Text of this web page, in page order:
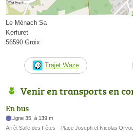
Le Ménach Sa
Kerfuret
56590 Groix
Trajet Waze
Venir en transports en
En bus
Ligne 35, à 139 m
Arrêt Salle des Fêtes - Place Joseph et Nicolas